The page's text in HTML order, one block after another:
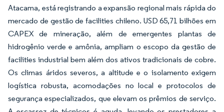
Atacama, está registrando a expansão regional mais rápida do
mercado de gestão de facilities chileno. USD 65,71 bilhões em
CAPEX de mineração, além de emergentes plantas de
hidrogênio verde e amônia, ampliam o escopo da gestão de
facilities industrial bem além dos ativos tradicionais de cobre.
Os climas áridos severos, a altitude e o isolamento exigem
logística robusta, acomodações no local e protocolos de
segurança especializados, que elevam os prêmios de serviço.